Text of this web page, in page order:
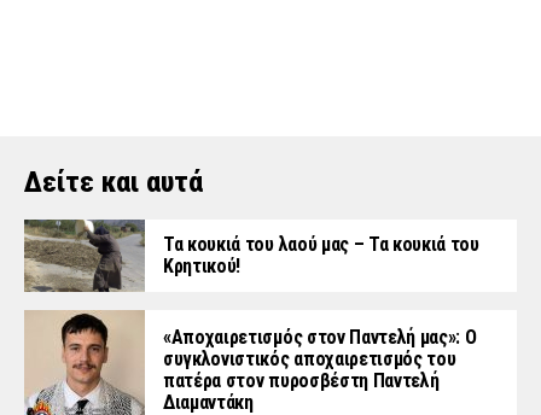
Δείτε και αυτά
Τα κουκιά του λαού μας – Τα κουκιά του
Κρητικού!
«Aποχαιρετισμός στον Παντελή μας»: Ο
συγκλονιστικός αποχαιρετισμός του
πατέρα στον πυροσβέστη Παντελή
Διαμαντάκη